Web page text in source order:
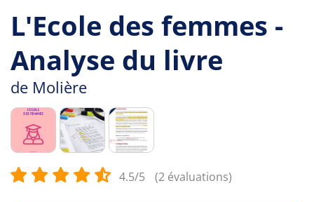
L'Ecole des femmes -
Analyse du livre
de Molière
4.5/5 (2 évaluations)